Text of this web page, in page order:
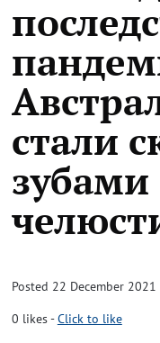
стали
Posted 22 December 2021
0 likes-Click to like